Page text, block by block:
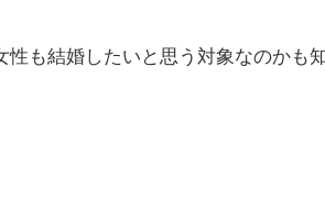
も結婚したいと思う対象なのかも